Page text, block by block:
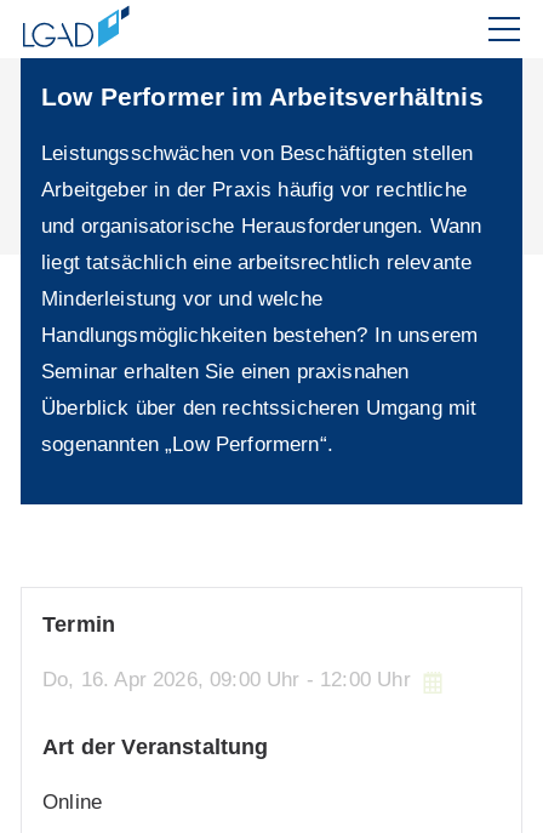
Low Performer im Arbeitsverhältnis
Leistungsschwächen von Beschäftigten stellen
Arbeitgeber in der Praxis häufig vor rechtliche
und organisatorische Herausforderungen. Wann
liegt tatsächlich eine arbeitsrechtlich relevante
Minderleistung vor und welche
Handlungsmöglichkeiten bestehen? In unserem
Seminar erhalten Sie einen praxisnahen
Überblick über den rechtssicheren Umgang mit
sogenannten „Low Performern“.
Termin
Do, 16. Apr 2026, 09:00Uhr - 12:00 Uhr
Art der Veranstaltung
Online